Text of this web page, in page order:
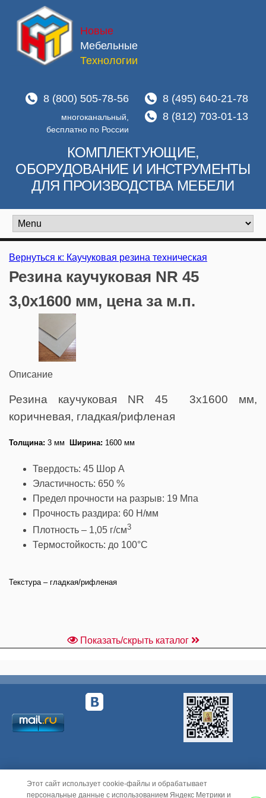
Новые
Мебельные
Технологии
8 (800) 505-78-56
многоканальный,
бесплатно по России
8 (495) 640-21-78
8 (812) 703-01-13
КОМПЛЕКТУЮЩИЕ,
ОБОРУДОВАНИЕ И ИНСТРУМЕНТЫ
ДЛЯ ПРОИЗВОДСТВА МЕБЕЛИ
Вернуться к: Каучуковая резина техническая
Резина каучуковая NR 45
3,0х1600 мм, цена за м.п.
Описание
Резина каучуковая NR 45 3х1600 мм,
коричневая, гладкая/рифленая
Толщина: 3 мм Ширина: 1600 мм
Твердость: 45 Шор А
Эластичность: 650 %
Предел прочности на разрыв: 19 Мпа
Прочность раздира: 60 Н/мм
Плотность – 1,05 г/см3
Термостойкость: до 100°C
Текстура – гладкая/рифленая
Показать/скрыть каталог
Этот сайт использует cookie-файлы и обрабатывает
персональные данные с использованием Яндекс Метрики и